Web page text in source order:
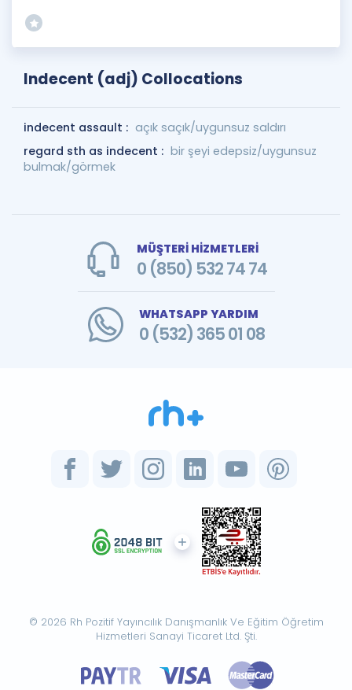
Indecent (adj) Collocations
indecent assault : açık saçık/uygunsuz saldırı
regard sth as indecent : bir şeyi edepsiz/uygunsuz
bulmak/görmek
MÜŞTERİ HİZMETLERİ
0 (850) 532 74 74
WHATSAPP YARDIM
0 (532) 365 01 08
© 2026 Rh Pozitif Yayıncılık Danışmanlık Ve Eğitim Öğretim
Hizmetleri Sanayi Ticaret Ltd. Şti.